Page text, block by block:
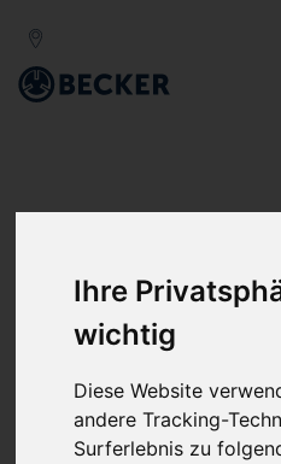
Ihre
wichtig
Diese Website
andere Tracking-
Surferlebnis zu
SEITENKANAL-
ZWEISTUFIG &